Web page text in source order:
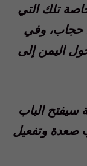
تلك التي
حجاب، وفي
اليمن إلى
سيفتح الباب
صعدة وتفعيل